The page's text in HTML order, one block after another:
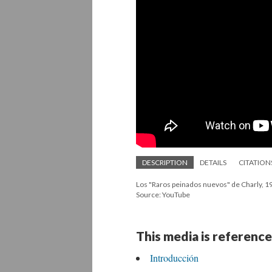
DESCRIPTION DETAILS
Los "Raros peinados nuevos" de Charly,
Source: YouTube
This media is
Introducción